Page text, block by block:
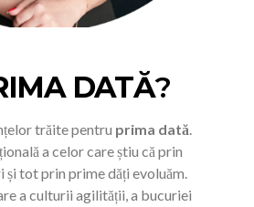
DATĂ?
trăite pentru prima dată.
a celor care știu că prin
și tot prin prime dăți evoluăm.
a culturii agilității, a bucuriei